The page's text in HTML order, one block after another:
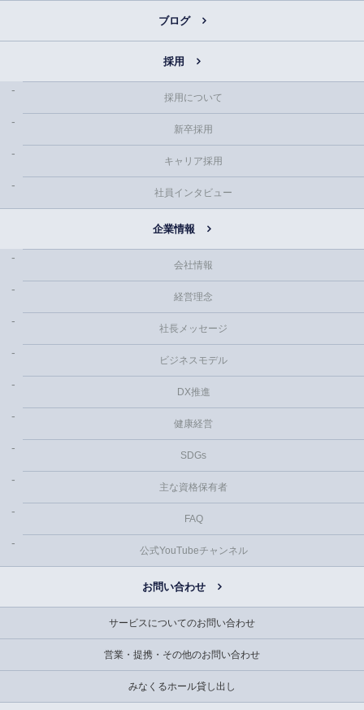
ブログ
採用
採用について
新卒採用
キャリア採用
社員インタビュー
企業情報
会社情報
経営理念
社長メッセージ
ビジネスモデル
DX推進
健康経営
SDGs
主な資格保有者
FAQ
公式YouTubeチャンネル
お問い合わせ
サービスについてのお問い合わせ
営業・提携・その他のお問い合わせ
みなくるホール貸し出し